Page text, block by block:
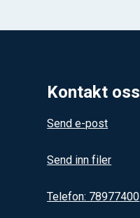
Kontakt oss
Send e-post
Send inn filer
Telefon: 78977400